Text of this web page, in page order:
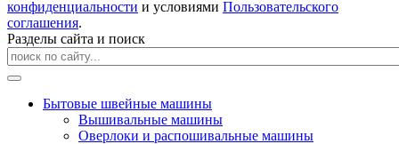
конфиденциальности и условиями Пользовательского
соглашения.
Разделы сайта и поиск
Бытовые швейные машины
Вышивальные машины
Оверлоки и распошивальные машины